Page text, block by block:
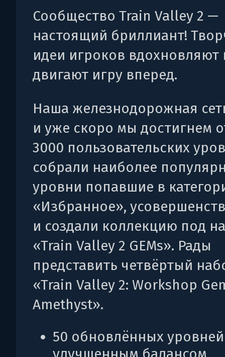
Сообщество Train Valley 2 —
настоящий бриллиант!
идеи игроков вдохновляют
двигают игру вперед.
Наша железнодорожная
и уже скоро мы достигнем
3000 пользовательских
собрали наиболее
уровни попавшие в
«Избранное»,
и создали коллекцию под
«Train Valley 2 GEMs». Рады
представить четвёртый
«Train Valley 2: Workshop
Amethyst».
50 обновлённых